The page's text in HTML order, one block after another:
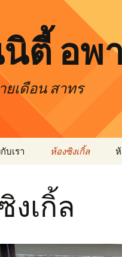
นิตี้ อพ
ยเดือน สาทร
บเรา ห้องซิงเกิ้ล
งเกิ้ล